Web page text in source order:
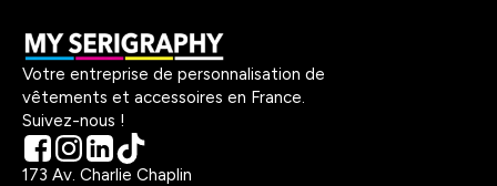
Votre entreprise de personnalisation de
vêtements et accessoires en France.
Suivez-nous !
173 Av. Charlie Chaplin